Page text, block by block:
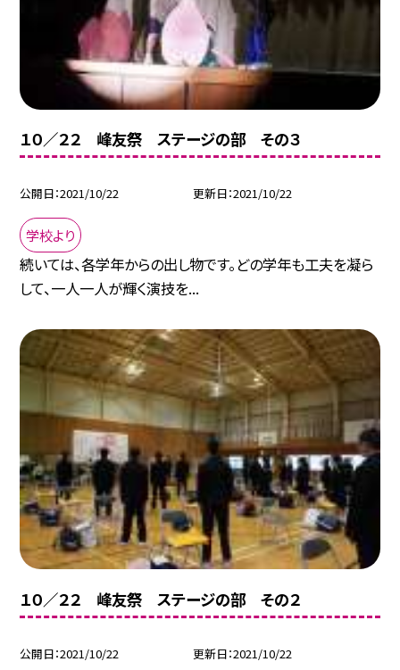
１０／２２ 峰友祭 ステージの部 その３
公開日 2021/10/22 更新日 2021/10/22
学校より
続いては、各学年からの出し物です。どの学年も工夫を凝ら
して、一人一人が輝く演技を...
１０／２２ 峰友祭 ステージの部 その２
公開日 2021/10/22 更新日 2021/10/22